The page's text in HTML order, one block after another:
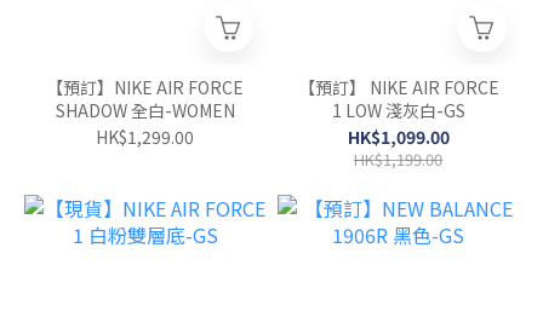
【預訂】NIKE AIR FORCE
SHADOW 全白-WOMEN
HK$1,299.00
【預訂】 NIKE AIR FORCE
1 LOW 淺灰白-GS
HK$1,099.00
HK$1,199.00